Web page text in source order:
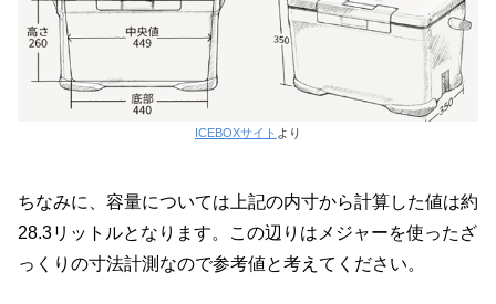
ICEBOXサイト より
ちなみに、容量については上記の内寸から計算した値は約
28.3リットルとなります。この辺りはメジャーを使ったざ
っくりの寸法計測なので参考値と考えてください。